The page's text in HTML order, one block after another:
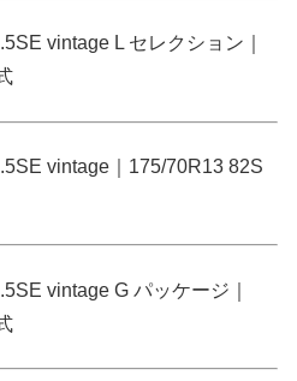
vintage L セレクション｜
vintage｜175/70R13 82S
vintage G パッケージ｜